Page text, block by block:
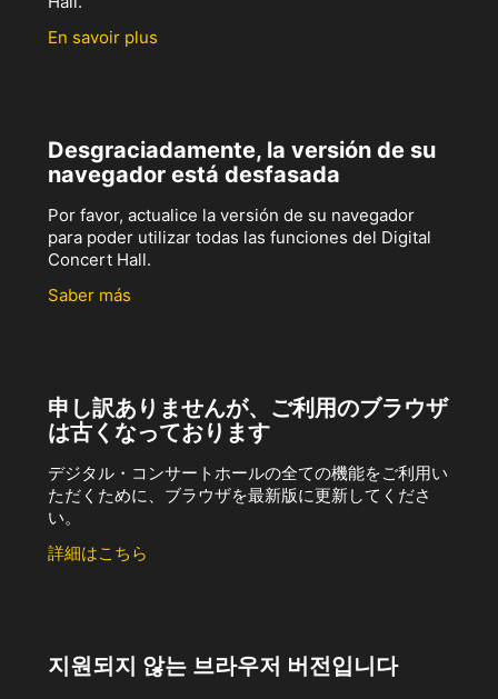
En savoir plus
Desgraciadamente, la versión de su
navegador está desfasada
Por favor, actualice la versión de su navegador
para poder utilizar todas las funciones del Digital
Concert Hall.
Saber más
申し訳ありませんが、ご利用のブラウザ
は古くなっております
デジタル・コンサートホールの全ての機能をご利用い
ただくために、ブラウザを最新版に更新してくださ
い。
詳細はこちら
지원되지 않는 브라우저 버전입니다